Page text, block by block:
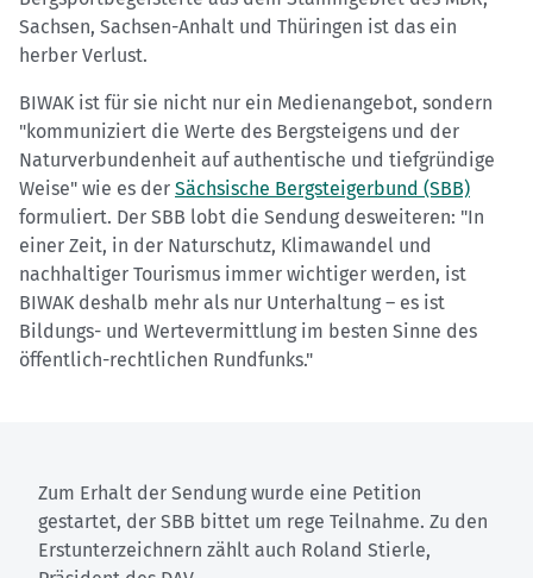
Sachsen, Sachsen-Anhalt und Thüringen ist das ein
herber Verlust.
BIWAK ist für sie nicht nur ein Medienangebot, sondern
"kommuniziert die Werte des Bergsteigens und der
Naturverbundenheit auf authentische und tiefgründige
Weise" wie es der Sächsische Bergsteigerbund (SBB)
formuliert. Der SBB lobt die Sendung desweiteren: "In
einer Zeit, in der Naturschutz, Klimawandel und
nachhaltiger Tourismus immer wichtiger werden, ist
BIWAK deshalb mehr als nur Unterhaltung – es ist
Bildungs- und Wertevermittlung im besten Sinne des
öffentlich-rechtlichen Rundfunks."
Zum Erhalt der Sendung wurde eine Petition
gestartet, der SBB bittet um rege Teilnahme. Zu den
Erstunterzeichnern zählt auch Roland Stierle,